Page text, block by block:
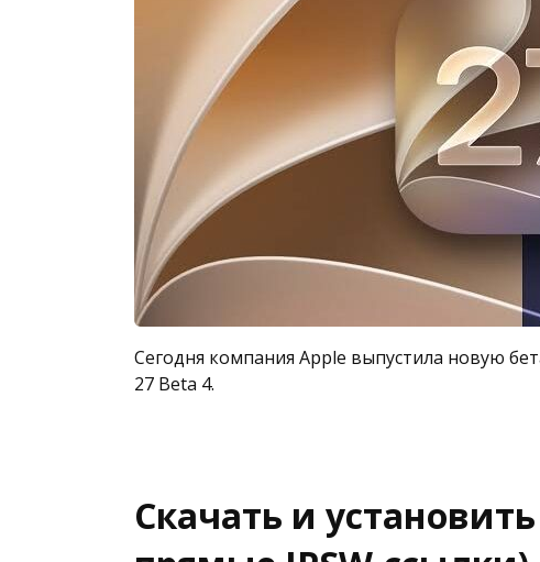
Сегодня компания Apple выпустила новую
27 Beta 4.
Скачать и